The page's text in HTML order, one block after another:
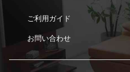
ご利用ガイド
お問い合わせ